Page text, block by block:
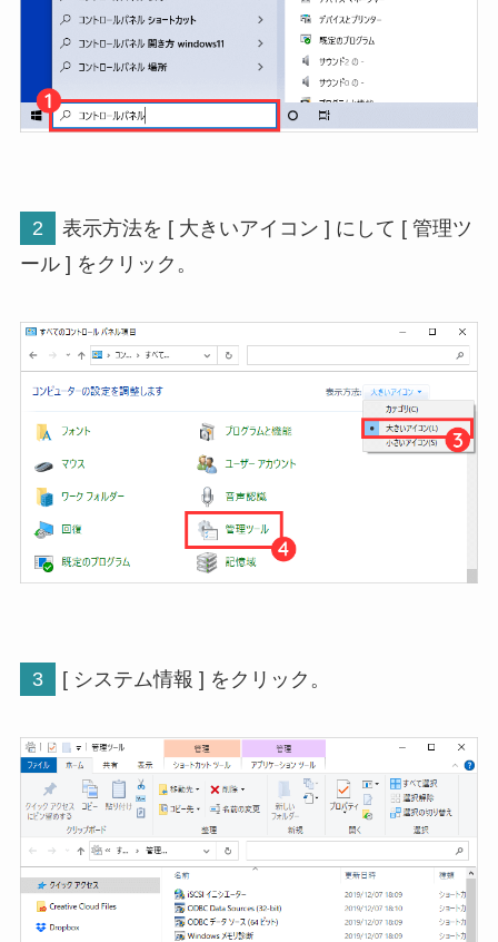
2
表示方法を [ 大きいアイコン ] にして [ 管理ツ
ール ] をクリック。
3 [ システム情報 ] をクリック。